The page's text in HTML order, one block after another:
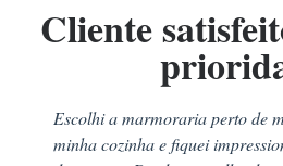
Cliente
Escolhi a marmoraria perto de
minha cozinha e fiquei